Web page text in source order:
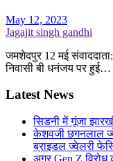
May 12, 2023
Jagajit singh gandhi
जमशेदपुर 12 मई
निवासी बी धनंजय पर हुई…
Latest News
सिडनी में गूंजा
केशवजी छगनलाल
ब्राइडल ज्वेलरी
अगर Gen Z विरोध